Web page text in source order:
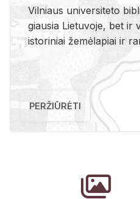
Vil­niaus uni­ver­si­te­to
giau­sia Lie­tu­vo­je, bet ir
is­to­ri­niai že­mė­la­piai ir
PERŽIŪRĖTI